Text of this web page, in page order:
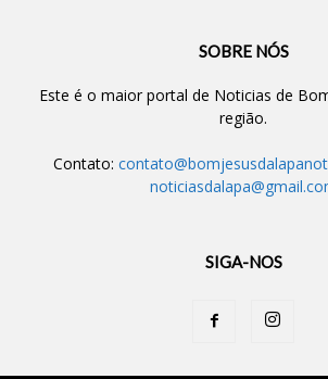
SOBRE NÓS
Este é o maior portal de Noticias de
região.
Contato:
SIGA-NOS